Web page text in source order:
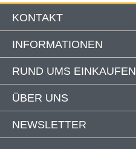
KONTAKT
INFORMATIONEN
RUND UMS EINKAUFEN
ÜBER UNS
NEWSLETTER